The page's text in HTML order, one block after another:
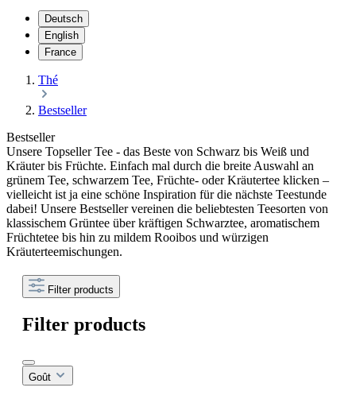
Deutsch
English
France
Thé
Bestseller
Bestseller
Unsere Topseller Tee - das Beste von Schwarz bis Weiß und
Kräuter bis Früchte. Einfach mal durch die breite Auswahl an
grünem Tee, schwarzem Tee, Früchte- oder Kräutertee klicken –
vielleicht ist ja eine schöne Inspiration für die nächste Teestunde
dabei! Unsere Bestseller vereinen die beliebtesten Teesorten von
klassischem Grüntee über kräftigen Schwarztee, aromatischem
Früchtetee bis hin zu mildem Rooibos und würzigen
Kräuterteemischungen.
Filter products
Filter products
Goût